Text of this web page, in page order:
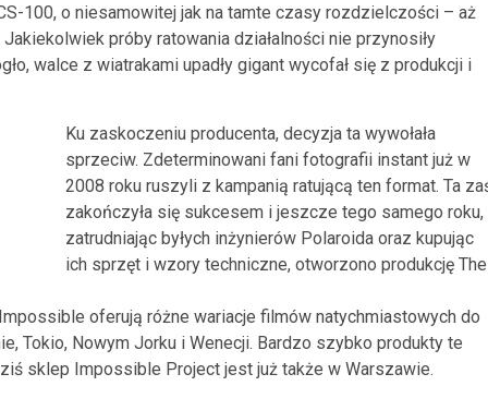
100, o niesamowitej jak na tamte czasy rozdzielczości – aż
próby ratowania działalności nie przynosiły
walce z wiatrakami upadły gigant wycofał się z produkcji i
Ku zaskoczeniu producenta, decyzja ta wywołała
sprzeciw. Zdeterminowani fani fotografii instant już w
2008 roku ruszyli z kampanią ratującą ten format. Ta
zakończyła się sukcesem i jeszcze tego samego roku,
zatrudniając byłych inżynierów Polaroida oraz kupując
ich sprzęt i wzory techniczne, otworzono produkcję The
oferują różne wariacje filmów natychmiastowych do
Tokio, Nowym Jorku i Wenecji. Bardzo szybko produkty te
sklep Impossible Project jest już także w Warszawie.